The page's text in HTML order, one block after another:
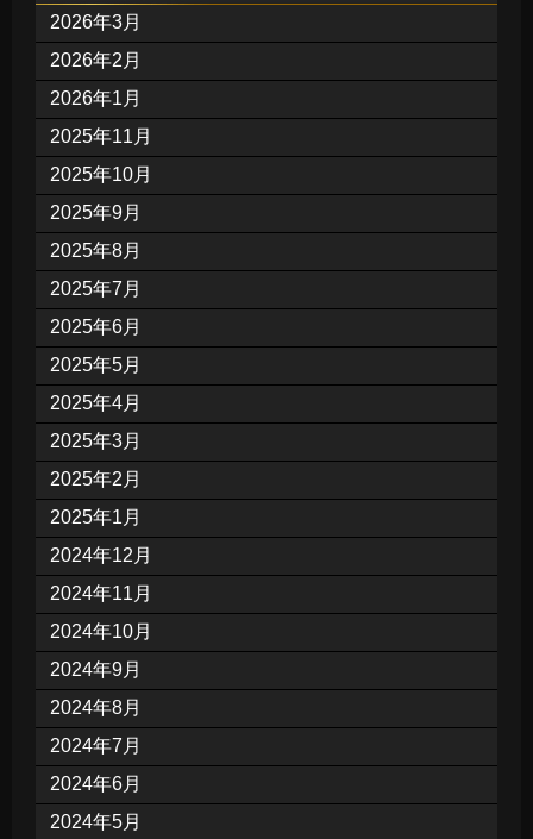
2026年3月
2026年2月
2026年1月
2025年11月
2025年10月
2025年9月
2025年8月
2025年7月
2025年6月
2025年5月
2025年4月
2025年3月
2025年2月
2025年1月
2024年12月
2024年11月
2024年10月
2024年9月
2024年8月
2024年7月
2024年6月
2024年5月